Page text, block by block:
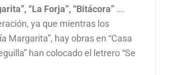
“La Forja”, “Bitácora” ….
ya que mientras los
Margarita”, hay obras en “Casa
han colocado el letrero “Se